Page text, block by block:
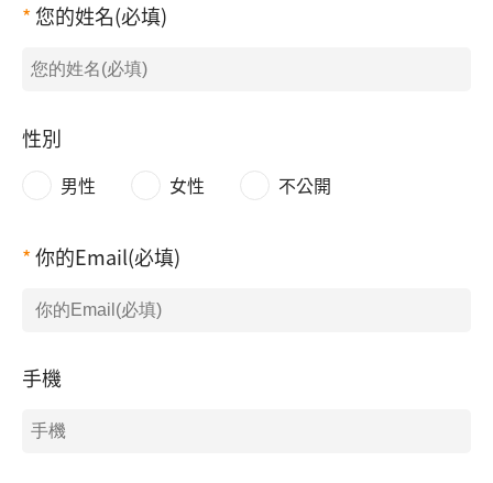
您的姓名(必填)
性別
男性 女性 不公開
你的Email(必填)
手機